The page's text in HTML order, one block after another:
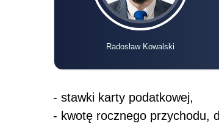
Radosław Kowalski
- stawki karty podatkowej,
- kwotę rocznego przychodu,